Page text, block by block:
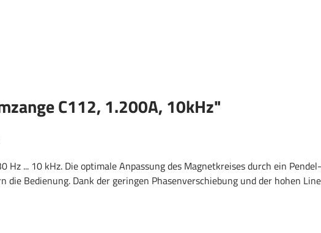
C112, 1.200A, 10kHz"
... 10 kHz. Die optimale Anpassung des Magnetkreises durch ein
Bedienung. Dank der geringen Phasenverschiebung und der hohen